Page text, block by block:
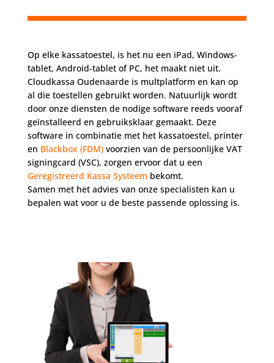
Op elke kassatoestel, is het nu een iPad, Windows-
tablet, Android-tablet of PC, het maakt niet uit.
Cloudkassa Oudenaarde is multplatform en kan op
al die toestellen gebruikt worden. Natuurlijk wordt
door onze diensten de nodige software reeds vooraf
geïnstalleerd en gebruiksklaar gemaakt. Deze
software in combinatie met het kassatoestel, printer
en Blackbox (FDM)voorzien van de persoonlijke VAT
signingcard (VSC), zorgen ervoor dat u een
Geregistreerd Kassa Systeem bekomt.
Samen met het advies van onze specialisten kan u
bepalen wat voor u de beste passende oplossing is.